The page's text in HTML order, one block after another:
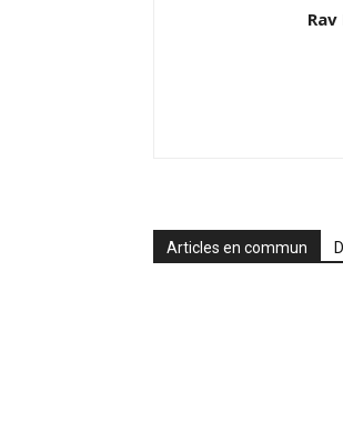
Articles en commun